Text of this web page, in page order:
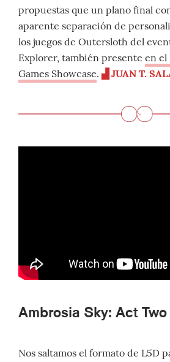
propuestas que un plano final
aparente separación de
los juegos de Outersloth del
Explorer, también presente en el
Games Showcase.▟ JUAN T.
Ambrosia Sky: Act Two
Nos saltamos el formato de L5D